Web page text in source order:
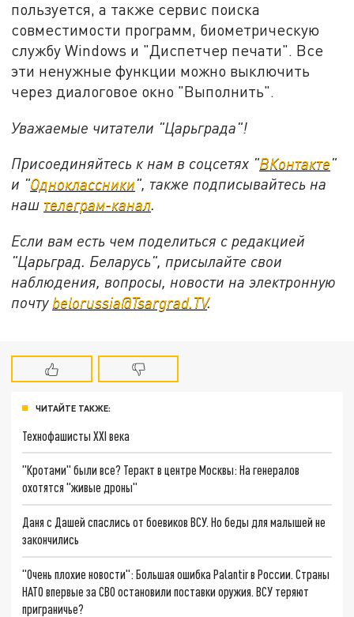
пользуется, а также сервис поиска
совместимости программ, биометрическую
службу Windows и "Диспетчер печати". Все
эти ненужные функции можно выключить
через диалоговое окно "Выполнить".
Уважаемые читатели "Царьграда"!
Присоединяйтесь к нам в соцсетях "ВКонтакте"
и "Одноклассники", также подписывайтесь на
наш телеграм-канал.
Если вам есть чем поделиться с редакцией
"Царьград. Беларусь", присылайте свои
наблюдения, вопросы, новости на электронную
почту belorussia@Tsargrad.TV.
ЧИТАЙТЕ ТАКЖЕ:
Технофашисты XXI века
"Кротами" были все? Теракт в центре Москвы: На генералов
охотятся "живые дроны"
Даня с Дашей спаслись от боевиков ВСУ. Но беды для малышей не
закончились
"Очень плохие новости": Большая ошибка Palantir в России. Страны
НАТО впервые за СВО остановили поставки оружия. ВСУ теряют
приграничье?